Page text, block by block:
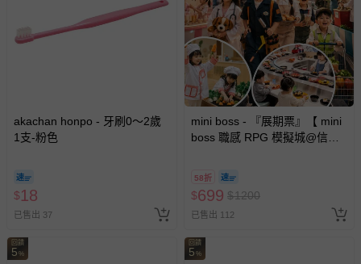
akachan honpo - 牙刷0～2歲
1支-粉色
$18
已售出 37
mini boss - 『展期票』【 mini
boss 職感 RPG 模擬城@信義
換，依現場梯次安排入場，逾
期作廢) (兒童票(2歲以上)贈一
名陪伴成人)
58折
$699 $1200
已售出 112
回饋
5 %
回饋
5 %